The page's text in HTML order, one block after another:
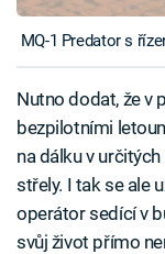
MQ-1 Predator s
Nutno dodat, že v
bezpilotními
na dálku v
střely. I tak se ale
operátor sedící v
svůj život přímo